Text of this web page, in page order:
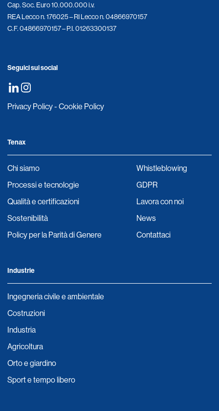
Cap. Soc. Euro 10.000.000 i.v.
REA Lecco n. 176025 – RI Lecco n. 04866970157
C.F. 04866970157 – P.I. 01263300137
Seguici sui social
Privacy Policy- Cookie Policy
Tenax
Chi siamo
Processi e tecnologie
Qualità e certificazioni
Sostenibilità
Policy per la Parità di Genere
Whistleblowing
GDPR
Lavora con noi
News
Contattaci
Industrie
Ingegneria civile e ambientale
Costruzioni
Industria
Agricoltura
Orto e giardino
Sport e tempo libero